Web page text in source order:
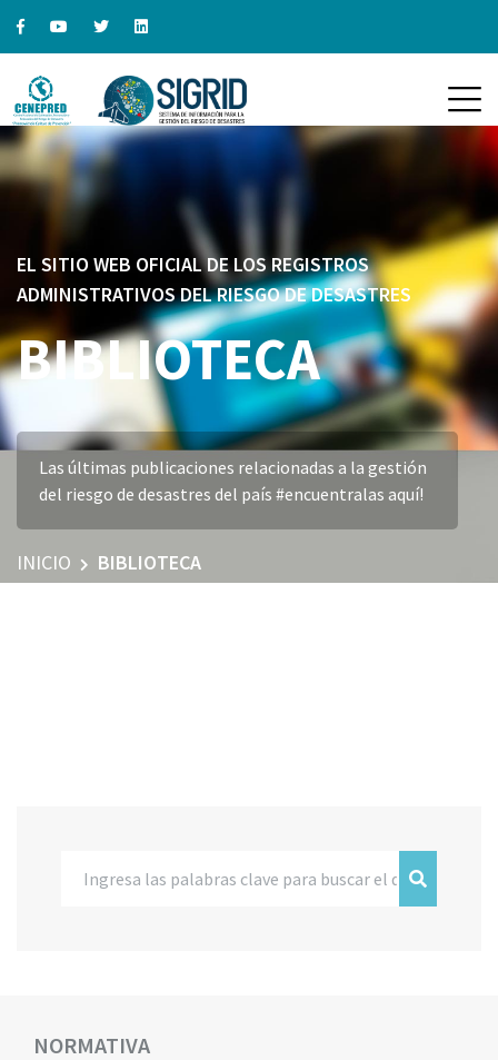
EL SITIO WEB OFICIAL DE LOS REGISTROS
ADMINISTRATIVOS DEL RIESGO DE DESASTRES
BIBLIOTECA
Las últimas publicaciones relacionadas a la gestión
del riesgo de desastres del país #encuentralas aquí!
INICIO BIBLIOTECA
NORMATIVA